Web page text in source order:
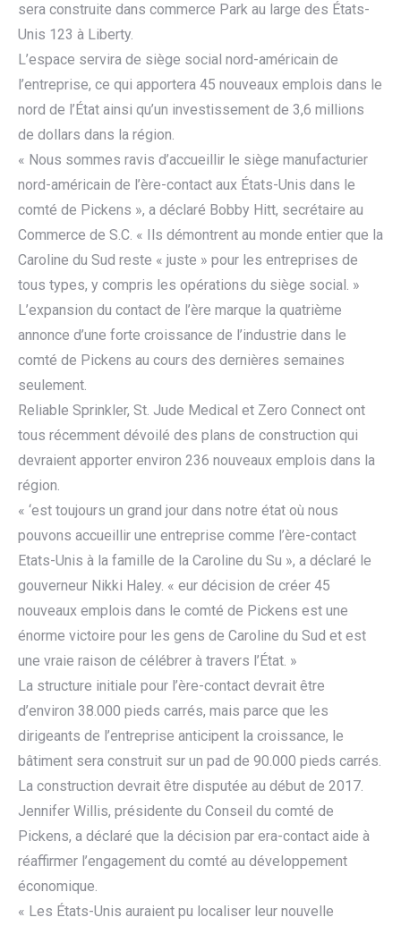
sera construite dans commerce Park au large des États-
Unis 123 à Liberty.
L’espace servira de siège social nord-américain de
l’entreprise, ce qui apportera 45 nouveaux emplois dans le
nord de l’État ainsi qu’un investissement de 3,6 millions
de dollars dans la région.
« Nous sommes ravis d’accueillir le siège manufacturier
nord-américain de l’ère-contact aux États-Unis dans le
comté de Pickens », a déclaré Bobby Hitt, secrétaire au
Commerce de S.C. « Ils démontrent au monde entier que la
Caroline du Sud reste « juste » pour les entreprises de
tous types, y compris les opérations du siège social. »
L’expansion du contact de l’ère marque la quatrième
annonce d’une forte croissance de l’industrie dans le
comté de Pickens au cours des dernières semaines
seulement.
Reliable Sprinkler, St. Jude Medical et Zero Connect ont
tous récemment dévoilé des plans de construction qui
devraient apporter environ 236 nouveaux emplois dans la
région.
« ‘est toujours un grand jour dans notre état où nous
pouvons accueillir une entreprise comme l’ère-contact
Etats-Unis à la famille de la Caroline du Su », a déclaré le
gouverneur Nikki Haley. « eur décision de créer 45
nouveaux emplois dans le comté de Pickens est une
énorme victoire pour les gens de Caroline du Sud et est
une vraie raison de célébrer à travers l’État. »
La structure initiale pour l’ère-contact devrait être
d’environ 38.000 pieds carrés, mais parce que les
dirigeants de l’entreprise anticipent la croissance, le
bâtiment sera construit sur un pad de 90.000 pieds carrés.
La construction devrait être disputée au début de 2017.
Jennifer Willis, présidente du Conseil du comté de
Pickens, a déclaré que la décision par era-contact aide à
réaffirmer l’engagement du comté au développement
économique.
« Les États-Unis auraient pu localiser leur nouvelle